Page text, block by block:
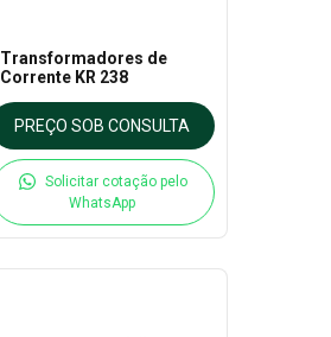
Transformadores de
Corrente KR 238
PREÇO SOB CONSULTA
Solicitar cotação pelo
WhatsApp